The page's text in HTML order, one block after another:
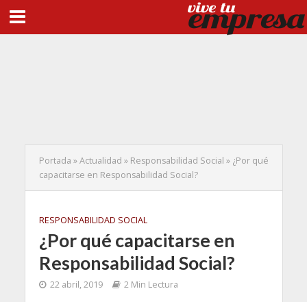
Portada »Actualidad » Responsabilidad Social » ¿Por qué
capacitarse en Responsabilidad Social?
RESPONSABILIDAD SOCIAL
¿Por qué capacitarse en
Responsabilidad Social?
22 abril, 2019 2 Min Lectura